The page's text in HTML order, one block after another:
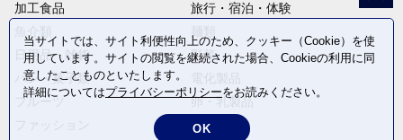
加工食品
旅行・宿泊・体験
日用品・雑貨
野菜
パン・菓子類
フルーツ
卵・乳製品
米・穀物
当サイトでは、サイト利便性向上のため、クッキー（Cookie）を使
用しています。サイトの閲覧を継続された場合、Cookieの利用に同
意したことものといたします。
詳細についてはプライバシーポリシーをお読みください。
OK